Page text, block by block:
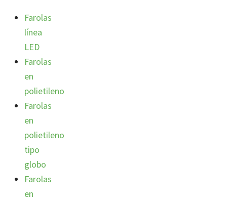
Farolas
línea
LED
Farolas
en
polietileno
Farolas
en
polietileno
tipo
globo
Farolas
en